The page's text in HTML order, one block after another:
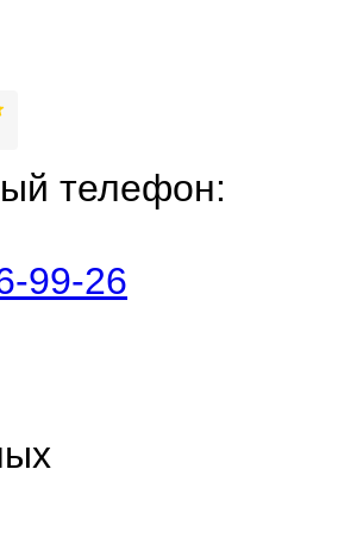
телефон:
99-26